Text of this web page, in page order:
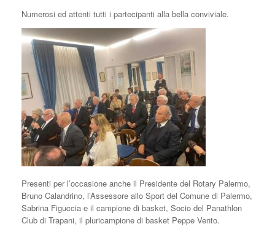
Numerosi ed attenti tutti i partecipanti alla bella conviviale.
Presenti per l’occasione anche il Presidente del Rotary Palermo,
Bruno Calandrino, l’Assessore allo Sport del Comune di Palermo,
Sabrina Figuccia e il campione di basket, Socio del Panathlon
Club di Trapani, il pluricampione di basket Peppe Vento.